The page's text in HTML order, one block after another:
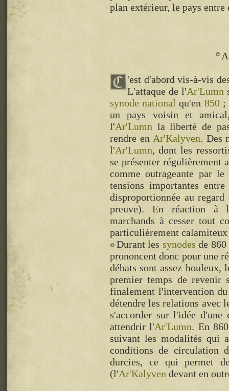
plan extérieur, le pays entre
'est d'abord vis-à-vis
L'attaque de l'Ar'Lumn
synode national qu'en 850;
un pays voisin et
l'Ar'Lumn la liberté de
rendre en Ar'Kalyven. Des
l'Ar'Lumn, dont les
se présenter régulièrement
comme outrageante par
tensions importantes
disproportionnée au
preuve). En réaction à
marchands à cesser tout
particulièrement
Durant les synodes de 860
prononcent donc pour une
débats sont assez houleux,
premier temps de revenir
finalement l'intervention
détendre les relations avec
s'accorder sur l'idée
attendrir l'Ar'Lumn. En
suivant les modalités qui
conditions de circulation
durcies, ce qui permet
(l'Ar'Kalyven devant en